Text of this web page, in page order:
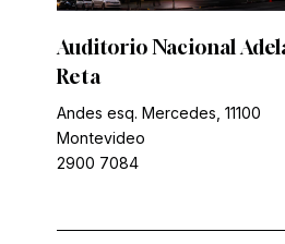
Auditorio Nacional
Reta
Andes esq. Mercedes, 11100
Montevideo
2900 7084